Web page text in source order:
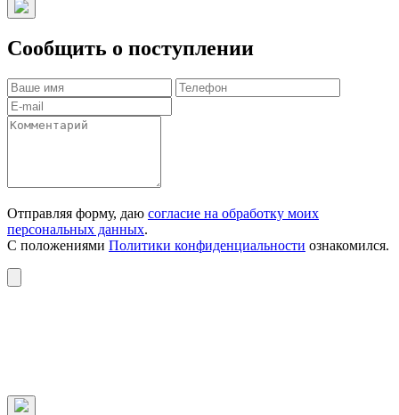
Сообщить о поступлении
Отправляя форму, даю согласие на обработку моих
персональных данных.
С положениями Политики конфиденциальности ознакомился.